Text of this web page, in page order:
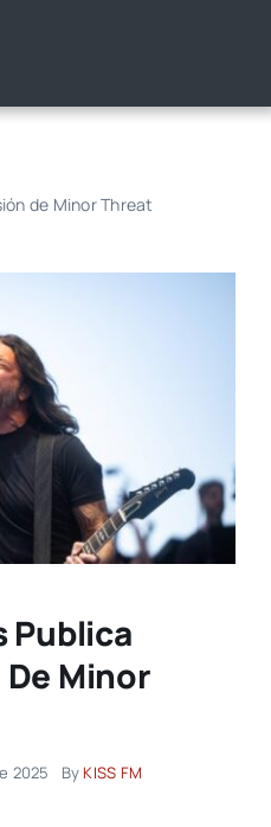
de Minor Threat
Publica
De Minor
2025 By KISS FM